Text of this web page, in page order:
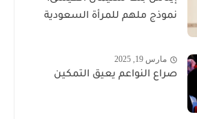
نموذج ملهم للمرأة السعودية
مارس 19, 2025
صراع النواعم يعيق التمكين